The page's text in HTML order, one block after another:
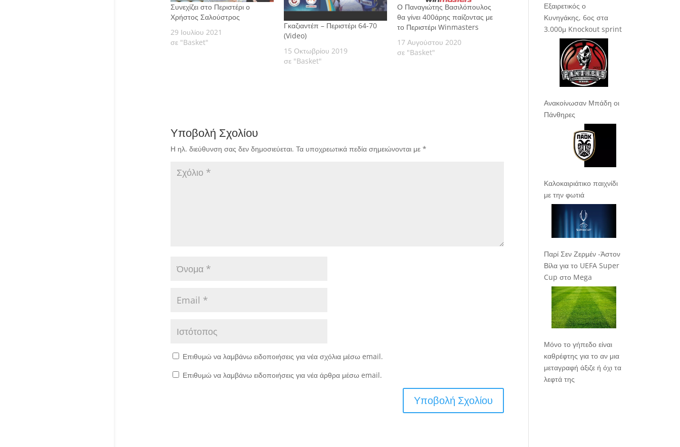
Συνεχίζει στο Περιστέρι ο
Χρήστος Σαλούστρος
29 Ιουλίου 2021
σε "Basket"
Γκαζιαντέπ – Περιστέρι 64-70
(Video)
15 Οκτωβρίου 2019
σε "Basket"
Ο Παναγιώτης Βασιλόπουλος
θα γίνει 400άρης παίζοντας με
το Περιστέρι Winmasters
17 Αυγούστου 2020
σε "Basket"
Υποβολή Σχολίου
Η ηλ. διεύθυνση σας δεν δημοσιεύεται. Τα υποχρεωτικά πεδία σημειώνονται με *
Επιθυμώ να λαμβάνω ειδοποιήσεις για νέα σχόλια μέσω email.
Επιθυμώ να λαμβάνω ειδοποιήσεις για νέα άρθρα μέσω email.
Εξαιρετικός ο
Κυνηγάκης, 6ος στα
3.000μ Knockout sprint
Ανακοίνωσαν Μπάδη οι
Πάνθηρες
Καλοκαιριάτικο παιχνίδι
με την φωτιά
Παρί Σεν Ζερμέν -Άστον
Βίλα για το UEFA Super
Cup στο Mega
Μόνο το γήπεδο είναι
καθρέφτης για το αν μια
μεταγραφή άξιζε ή όχι τα
λεφτά της